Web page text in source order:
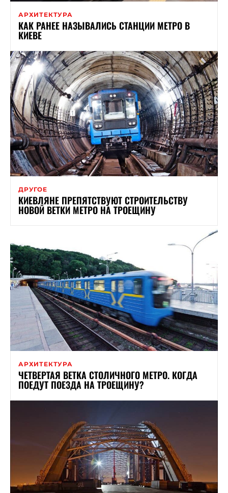
АРХИТЕКТУРА
КАК РАНЕЕ НАЗЫВАЛИСЬ СТАНЦИИ МЕТРО В
КИЕВЕ
ДРУГОЕ
КИЕВЛЯНЕ ПРЕПЯТСТВУЮТ СТРОИТЕЛЬСТВУ
НОВОЙ ВЕТКИ МЕТРО НА ТРОЕЩИНУ
АРХИТЕКТУРА
ЧЕТВЕРТАЯ ВЕТКА СТОЛИЧНОГО МЕТРО. КОГДА
ПОЕДУТ ПОЕЗДА НА ТРОЕЩИНУ?